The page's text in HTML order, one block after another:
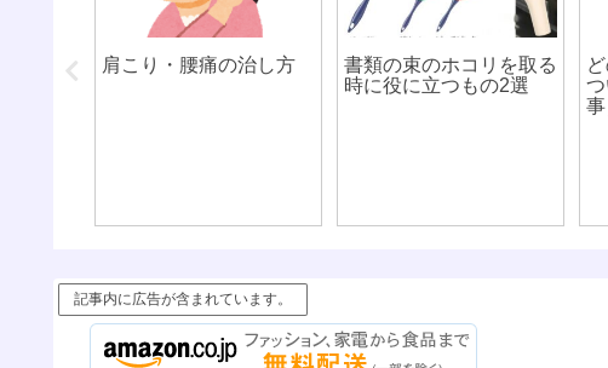
ブにつ 肩こり・腰痛の治し方
書類の束のホコリを取る
時に役に立つもの2選
事
記事内に広告が含まれています。